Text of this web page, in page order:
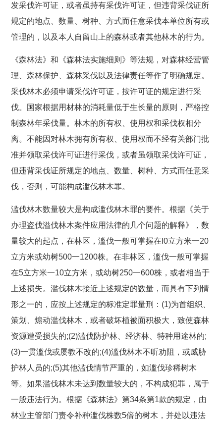
发采伐许可证，或者虽持有采伐许可证，但违背采伐证所
规定的地点、数量、树种、方式而任意采伐本单位所有或
管理的，以及本人自留山上的森林或者其他林木的行为。
《森林法》和《森林法实施细则》等法规，对森林经营管
理、森林保护、森林采伐以及法律责任等作了明确规定。
采伐林木必须申请采伐许可证，按许可证的规定进行采
伐。国家根据用材林的消耗量低于生长量的原则，严格控
制森林年采伐量。林木的所有权、使用权和采伐权相分
离。不能因对林木拥有所有权、使用权而不经有关部门批
准并领取采伐许可证进行采伐，或者虽领取采伐许可证，
但违背采伐证所规定的地点、数量、树种、方式而任意采
伐，否则，可能构成滥伐林木罪。
滥伐林木数量较大是构成滥伐林木罪的要件。根据《关于
办理盗伐溢伐林木案件应用法律的几个问题的解释》，数
量较大的起点，在林区，滥伐一般可掌握在l0立方米一20
立方米或幼树500一1200株。在非林区，滥伐一般可掌握
在5立方米一10立方米，或幼树250一600株，或者相当于
上述损失。滥伐林木接近上述规定的数量，而具有下列情
形之一的，应按上述规定的标准定罪量刑：(1)为首组织、
策划、煽动滥伐林木，或者破坏植被面积极大，致使森林
资源遭受损失的;(2)滥伐防护林、经济林、特种用途林的;
(3)一贯滥伐或屡教不改的;(4)滥伐林木不听劝阻，或威胁
护林人员的;(5)其他滥伐情节严重的，如滥伐珍稀树木
等。如果滥伐林木未达到数量较大的，不构成犯罪，属于
一般违法行为。根据《森林法》第34条第1款的规定，由
林业主管部门责令补种滥伐株数5倍的树木，并处以违法